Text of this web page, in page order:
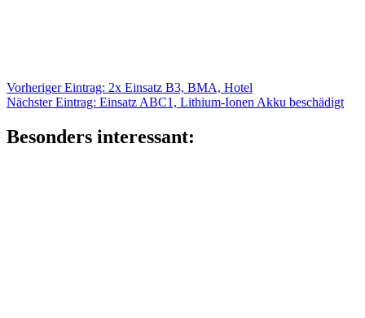
Beitragsnavigation
Vorheriger Eintrag: Vorheriger
Eintrag:
2x Einsatz B3, BMA, Hotel
Nächster Eintrag: Nächster
Einsatz ABC1, Lithium-Ionen Akku beschädigt
Besonders interessant: